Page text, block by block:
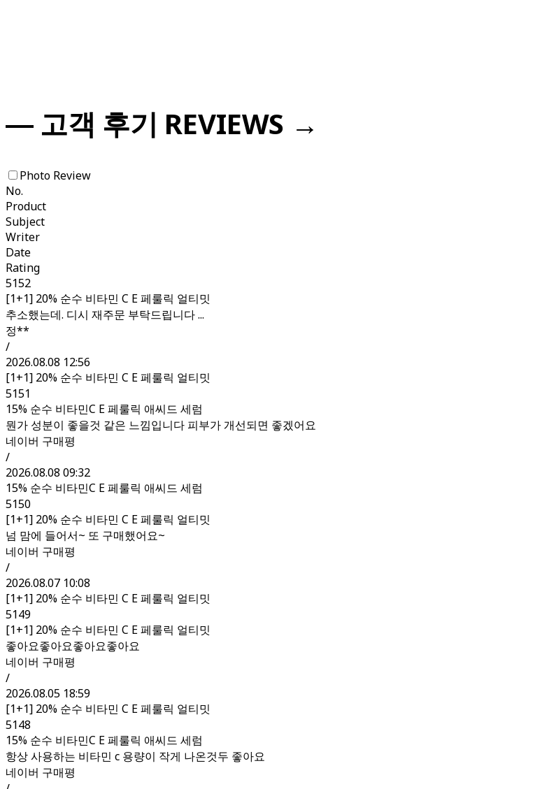
― 고객 후기 REVIEWS →
Photo Review
No.
Product
Subject
Writer
Date
Rating
5152
[1+1] 20% 순수 비타민 C E 페룰릭 얼티밋
추소했는데. 디시 재주문 부탁드립니다 ...
정**
/
2026.08.08 12:56
[1+1] 20% 순수 비타민 C E 페룰릭 얼티밋
5151
15% 순수 비타민C E 페룰릭 애씨드 세럼
뭔가 성분이 좋을것 같은 느낌입니다 피부가 개선되면 좋겠어요
네이버 구매평
/
2026.08.08 09:32
15% 순수 비타민C E 페룰릭 애씨드 세럼
5150
[1+1] 20% 순수 비타민 C E 페룰릭 얼티밋
넘 맘에 들어서~ 또 구매했어요~
네이버 구매평
/
2026.08.07 10:08
[1+1] 20% 순수 비타민 C E 페룰릭 얼티밋
5149
[1+1] 20% 순수 비타민 C E 페룰릭 얼티밋
좋아요좋아요좋아요좋아요
네이버 구매평
/
2026.08.05 18:59
[1+1] 20% 순수 비타민 C E 페룰릭 얼티밋
5148
15% 순수 비타민C E 페룰릭 애씨드 세럼
항상 사용하는 비타민 c 용량이 작게 나온것두 좋아요
네이버 구매평